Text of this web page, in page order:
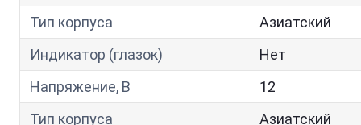
Тип корпуса
Азиатский
Индикатор (глазок)
Нет
Напряжение, В
12
Тип корпуса
Азиатский